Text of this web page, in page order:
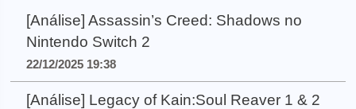
[Análise] Assassin’s Creed: Shadows no
Nintendo Switch 2
22/12/2025 19:38
[Análise] Legacy of Kain:Soul Reaver 1 & 2